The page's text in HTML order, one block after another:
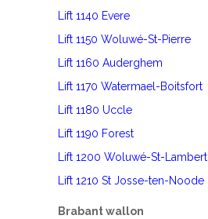
Lift 1140 Evere
Lift 1150 Woluwé-St-Pierre
Lift 1160 Auderghem
Lift 1170 Watermael-Boitsfort
Lift 1180 Uccle
Lift 1190 Forest
Lift 1200 Woluwé-St-Lambert
Lift 1210 St Josse-ten-Noode
Brabant wallon